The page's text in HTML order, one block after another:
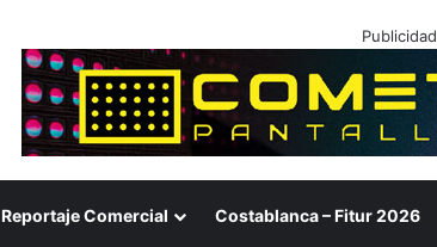
Publicidad
Reportaje Comercial Costablanca – Fitur 2026